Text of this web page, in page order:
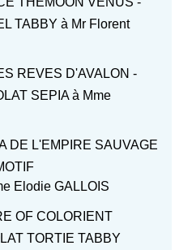
TABBY à Mr Florent
REVES D'AVALON -
SEPIA à Mme
DE L'EMPIRE SAUVAGE
Elodie GALLOIS
OF COLORIENT
TORTIE TABBY